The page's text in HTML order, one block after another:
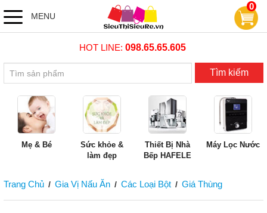
MENU
0
HOT LINE: 098.65.65.605
Tìm kiếm
Mẹ & Bé
Sức khỏe &
làm đẹp
Thiết Bị Nhà
Bếp HAFELE
Máy Lọc Nước
Trang Chủ / Gia Vị Nấu Ăn / Các Loại Bột / Giá Thùng